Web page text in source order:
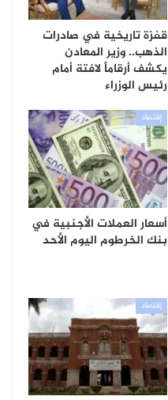
قفزة تاريخية في صادرات
الذهب.. وزير المعادن
يكشف أرقاماً لافتة أمام
رئيس الوزراء
إقتصاد
أسعار العملات الأجنبية في
بنك الخرطوم اليوم الأحد
إقتصاد